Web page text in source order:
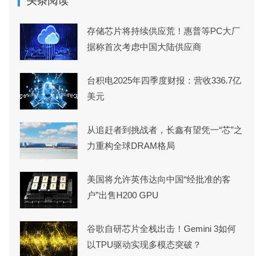
存储芯片将持续供应荒！惠普等PC大厂
据称首次考虑中国大陆供应商
台积电2025年四季度财报：营收336.7亿
美元
从追赶者到挑战者，长鑫有望凭一“芯”之
力重构全球DRAM格局
美国将允许英伟达向中国“经批准的客
户”出售H200 GPU
谷歌自研芯片全栈出击！Gemini 3如何
以TPU驱动实现多模态突破？